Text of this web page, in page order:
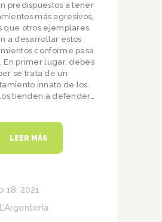
predispuestos a tener
más agresivos,
que otros ejemplares
a desarrollar estos
conforme pasa
En primer lugar, debes
se trata de un
innato de los
tienden a defender…
LEER MÁS
18, 2021
L'Argenteria